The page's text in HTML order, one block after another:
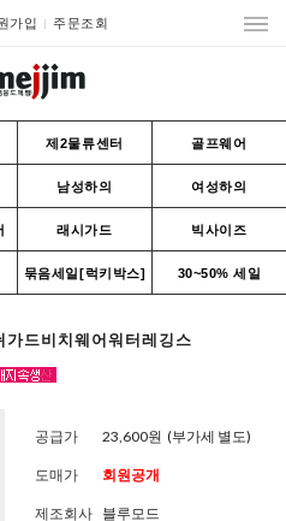
가입 주문조회
제2물류센터 골프웨어
남성하의 여성하의
래시가드 빅사이즈
묶음세일[럭키박스] 30~50% 세일
드비치웨어워터레깅스
공급가 23,600원 (부가세 별도)
도매가 회원공개
제조회사 블루모드